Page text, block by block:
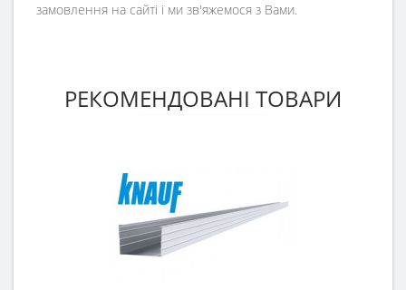
замовлення на сайті і ми зв'яжемося з Вами.
РЕКОМЕНДОВАНІ ТОВАРИ